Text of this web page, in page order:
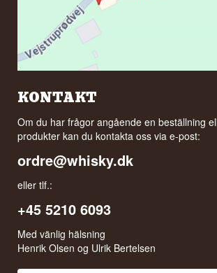
KONTAKT
Om du har frågor angående en beställning
produkter kan du kontakta oss via e-post:
ordre@whisky.dk
eller tlf.:
+45 5210 6093
Med vänlig hälsning
Henrik Olsen og Ulrik Bertelsen